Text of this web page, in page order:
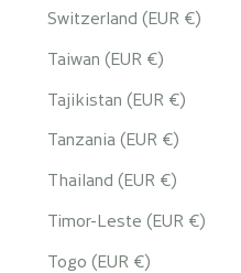
Switzerland (EUR €)
Taiwan (EUR €)
Tajikistan (EUR €)
Tanzania (EUR €)
Thailand (EUR €)
Timor-Leste (EUR €)
Togo (EUR €)